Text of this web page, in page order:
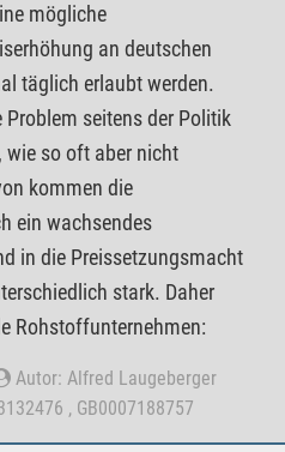
mögliche
an deutschen
täglich erlaubt werden.
seitens der Politik
wie so oft aber nicht
kommen die
ein wachsendes
in die Preissetzungsmacht
stark. Daher
Rohstoffunternehmen:
Autor: Alfred Laugeberger
, GB0007188757